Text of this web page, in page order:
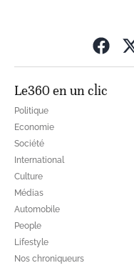
Le360 en un clic
Politique
Economie
Société
International
Culture
Médias
Automobile
People
Lifestyle
Nos chroniqueurs